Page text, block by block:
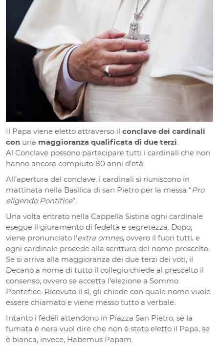
Il Papa viene eletto attraverso il conclave dei cardinali
con una maggioranza qualificata di due terzi
Al Conclave possono partecipare tutti i cardinali che non
hanno ancora compiuto 80 anni d’età.
All’apertura del conclave, i cardinali si riuniscono in
mattinata nella Basilica di san Pietro per la messa “ Pro
eligendo Pontifice”.
Una volta entrato nella Cappella Sistina ogni cardinale
esegue il giuramento di fedeltà e segretezza. Dopo,
viene pronunciato l’extra omnes, ovvero il fuori tutti, e
ogni cardinale procede alla scrittura del nome prescelto.
Se si arriva alla maggioranza dei due terzi dei voti, il
Decano a nome di tutto il collegio chiede al prescelto il
consenso, ovvero se accetta l’elezione a Sommo
Pontefice. Ricevuto il sì, gli chiede con quale nome vuole
essere chiamato e viene messo tutto a verbale.
Intanto i fedeli attendono in Piazza San Pietro, se la
fumata è nera vuol dire che non è stato eletto il Papa, se
è bianca, invece, Habemus Papam.